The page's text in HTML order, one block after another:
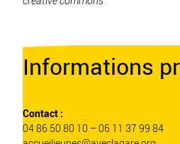
Informations
Contact :
04 86 50 80 10 – 06 11 37 99 84